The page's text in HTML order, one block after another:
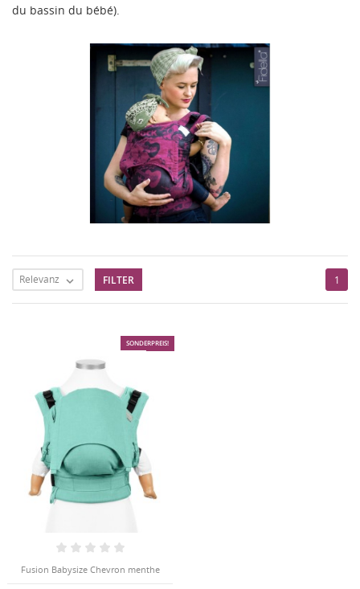
du bassin du bébé).
Relevanz  FILTER 1
-50%
SONDERPREIS!
Fusion Babysize Chevron menthe